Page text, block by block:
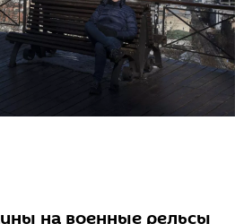
на военные рельсы